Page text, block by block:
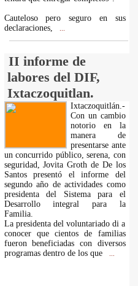
Cauteloso pero seguro en sus
declaraciones,
II informe de
labores del DIF,
Ixtaczoquitlan.
Ixtaczoquitlán.-
Con un cambio
notorio en la
manera de
presentarse ante
un concurrido público, serena, con
seguridad, Jovita Groth de De los
Santos presentó el informe del
segundo año de actividades como
presidenta del Sistema para el
Desarrollo integral para la
Familia.
La presidenta del voluntariado di a
conocer que cientos de familias
fueron beneficiadas con diversos
programas dentro de los que